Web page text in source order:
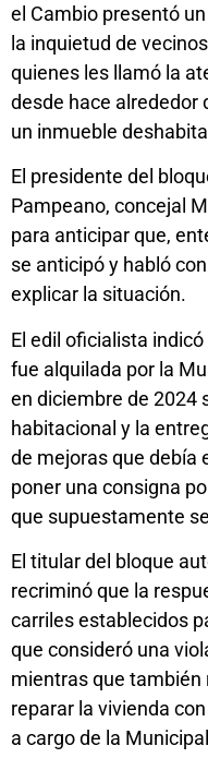
el Cambio presentó
la inquietud de
quienes les llamó la
desde hace alrededor
un inmueble
El presidente del
Pampeano, concejal
para anticipar que,
se anticipó y habló
explicar la situación.
El edil oficialista
fue alquilada por la
en diciembre de 2024
habitacional y la
de mejoras que debía
poner una consigna
que supuestamente
El titular del bloque
recriminó que la
carriles establecidos
que consideró una
mientras que
reparar la vivienda
a cargo de la